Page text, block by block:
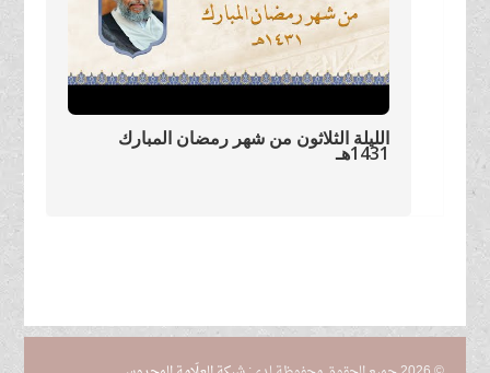
الليلة الثلاثون من شهر رمضان المبارك
1431هـ